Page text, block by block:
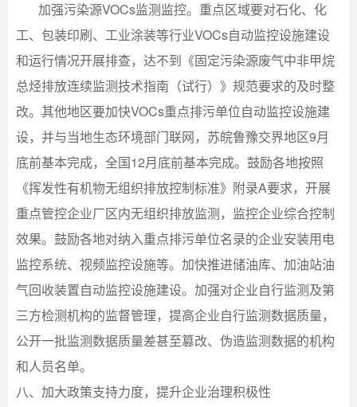
加强污染源VOCs监测监控。重点区域要对石化、化
工、包装印刷、工业涂装等行业VOCs自动监控设施建设
和运行情况开展排查，达不到《固定污染源废气中非甲烷
总烃排放连续监测技术指南（试行）》规范要求的及时整
改。其他地区要加快VOCs重点排污单位自动监控设施建
设，并与当地生态环境部门联网，苏皖鲁豫交界地区9月
底前基本完成，全国12月底前基本完成。鼓励各地按照
《挥发性有机物无组织排放控制标准》附录A要求，开展
重点管控企业厂区内无组织排放监测，监控企业综合控制
效果。鼓励各地对纳入重点排污单位名录的企业安装用电
监控系统、视频监控设施等。加快推进储油库、加油站油
气回收装置自动监控设施建设。加强对企业自行监测及第
三方检测机构的监督管理，提高企业自行监测数据质量，
公开一批监测数据质量差甚至篡改、伪造监测数据的机构
和人员名单。
八、加大政策支持力度，提升企业治理积极性